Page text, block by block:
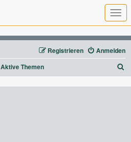
T
o
g
g
l
e
n
a
g
Anmelden
Registrieren
Aktive Themen
u